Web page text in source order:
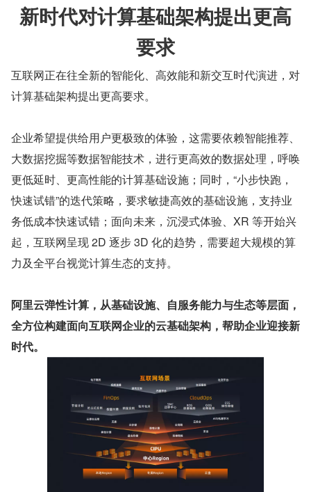
新时代对计算基础架构提出更高
要求
互联网正在往全新的智能化、高效能和新交互时代演进，对
计算基础架构提出更高要求。
企业希望提供给用户更极致的体验，这需要依赖智能推荐、
大数据挖掘等数据智能技术，进行更高效的数据处理，呼唤
更低延时、更高性能的计算基础设施；同时，“小步快跑，
快速试错”的迭代策略，要求敏捷高效的基础设施，支持业
务低成本快速试错；面向未来，沉浸式体验、XR 等开始兴
起，互联网呈现 2D 逐步 3D 化的趋势，需要超大规模的算
力及全平台视觉计算生态的支持。
阿里云弹性计算，从基础设施、自服务能力与生态等层面，
全方位构建面向互联网企业的云基础架构，帮助企业迎接新
时代。